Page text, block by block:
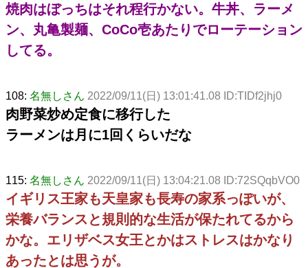
焼肉はぼっちはそれ程行かない。牛丼、ラーメ
ン、丸亀製麺、CoCo壱あたりでローテーション
してる。
108: 名無しさん 2022/09/11(日) 13:01:41.08 ID:TIDf2jhj0
肉野菜炒め定食に移行した
ラーメンは月に1回くらいだな
115: 名無しさん 2022/09/11(日) 13:04:21.08 ID:72SQqbVO0
イギリス王家も天皇家も長寿の家系っぽいが、
栄養バランスと規則的な生活が保たれてるから
かな。エリザベス女王とかはストレスはかなり
あったとは思うが。